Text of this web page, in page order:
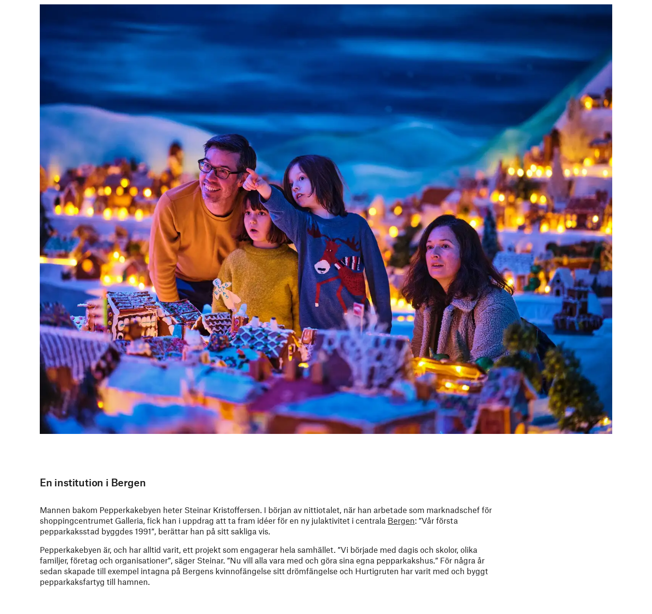
En institution i Bergen
Mannen bakom Pepperkakebyen heter Steinar Kristoffersen. I början av nittiotalet, när han arbetade som marknadschef för
shoppingcentrumet Galleria, fick han i uppdrag att ta fram idéer för en ny julaktivitet i centrala Bergen: ”Vår första
pepparkaksstad byggdes 1991”, berättar han på sitt sakliga vis.
Pepperkakebyen är, och har alltid varit, ett projekt som engagerar hela samhället. ”Vi började med dagis och skolor, olika
familjer, företag och organisationer”, säger Steinar. ”Nu vill alla vara med och göra sina egna pepparkakshus.” För några år
sedan skapade till exempel intagna på Bergens kvinnofängelse sitt drömfängelse och Hurtigruten har varit med och byggt
pepparkaksfartyg till hamnen.